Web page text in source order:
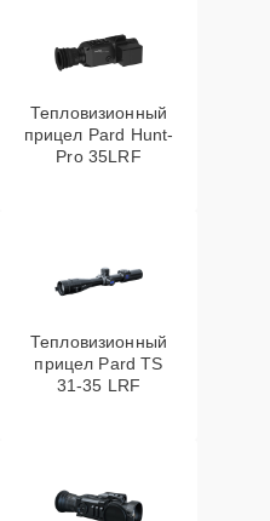
Тепловизионный
прицел Pard Hunt-
Pro 35LRF
Тепловизионный
прицел Pard TS
31-35 LRF